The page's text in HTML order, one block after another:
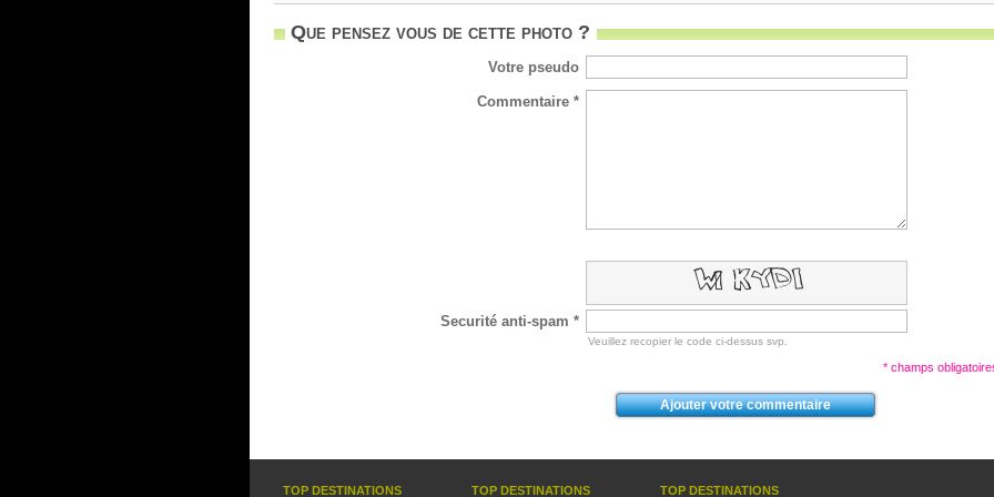
Que pensez vous de cette photo ?
Votre pseudo
Commentaire *
Securité anti-spam *
Veuillez recopier le code ci-dessus svp.
* champs
TOP DESTINATIONS TOP DESTINATIONS TOP DESTINATIONS